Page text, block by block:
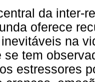
da inter-
oferece
na
se tem
estressores